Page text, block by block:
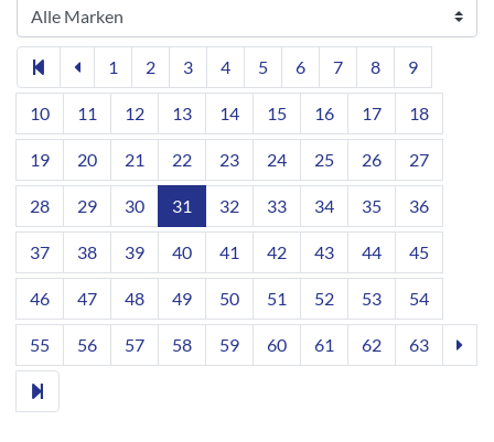
1 2 3 4 5 6 7 8 9
10 11 12 13 14 15 16 17 18
19 20 21 22 23 24 25 26 27
28 29 30 31 32 33 34 35 36
37 38 39 40 41 42 43 44 45
46 47 48 49 50 51 52 53 54
55 56 57 58 59 60 61 62 63